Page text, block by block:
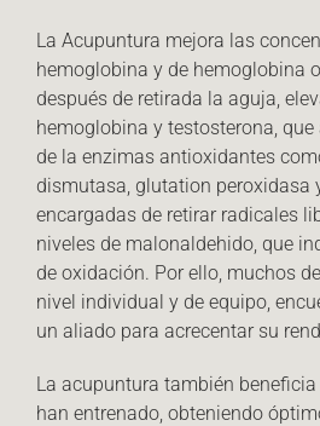
La Acupuntura mejora las
hemoglobina y de hemoglobina
después de retirada la aguja,
hemoglobina y testosterona,
de la enzimas antioxidantes
dismutasa, glutation peroxidasa
encargadas de retirar radicales
niveles de malonaldehido, que
de oxidación. Por ello, muchos
nivel individual y de equipo,
un aliado para acrecentar su
La acupuntura también
han entrenado, obteniendo